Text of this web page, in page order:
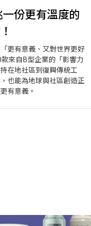
份更有溫度的
更有意義、又對世界更好
來自B型企業的「影響力
在地社區到復興傳統工
也能為地球與社區創造正
有意義。